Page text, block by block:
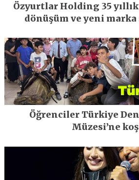
Özyurtlar Holding 35
dönüşüm ve yeni
Öğrenciler Türkiye
Müzesi’ne